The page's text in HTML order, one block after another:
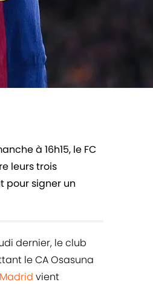
à 16h15, le FC
leurs trois
pour signer un
dernier, le club
le CA Osasuna
vient